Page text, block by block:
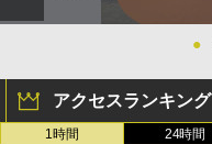
●
アクセスランキング
1時間 24時間